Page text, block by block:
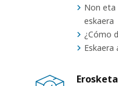
Non eta
eskaera
¿Cómo